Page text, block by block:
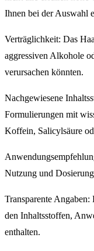
Ihnen bei der Auswahl
Verträglichkeit: Das
aggressiven Alkohole
verursachen könnten.
Nachgewiesene
Formulierungen mit
Koffein, Salicylsäure
Nutzung und
Transparente
den Inhaltsstoffen,
enthalten.